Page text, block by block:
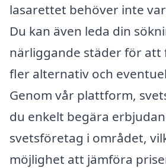
lasarettet behöver inte
Du kan även leda din
närliggande städer för att
fler alternativ och
Genom vår plattform,
du enkelt begära
svetsföretag i området,
möjlighet att jämföra